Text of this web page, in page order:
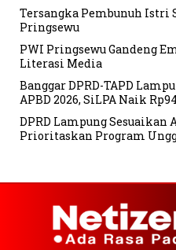
Tersangka Pembunuh
Pringsewu
PWI Pringsewu Gandeng
Literasi Media
Banggar DPRD-TAPD
APBD 2026, SiLPA Naik
DPRD Lampung Sesuaikan
Prioritaskan Program